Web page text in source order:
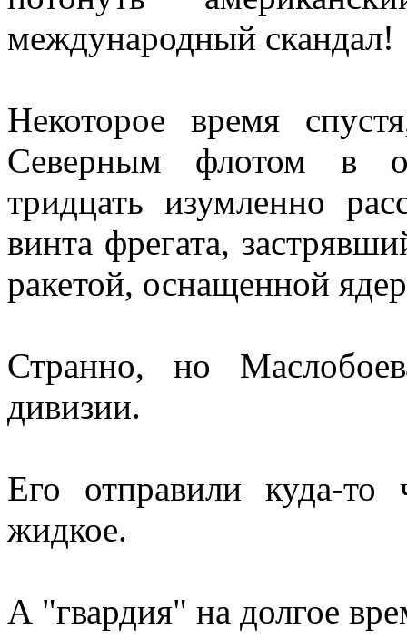
международный скандал!
Некоторое время
Северным флотом в
тридцать изумленно
винта фрегата,
ракетой, оснащенной
Странно, но
дивизии.
Его отправили куда-то
жидкое.
А "гвардия" на долгое